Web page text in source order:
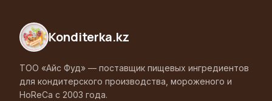
Konditerka.kz
ТОО «Айс Фуд» — поставщик пищевых ингредиентов
для кондитерского производства, мороженого и
HoReCa с 2003 года.